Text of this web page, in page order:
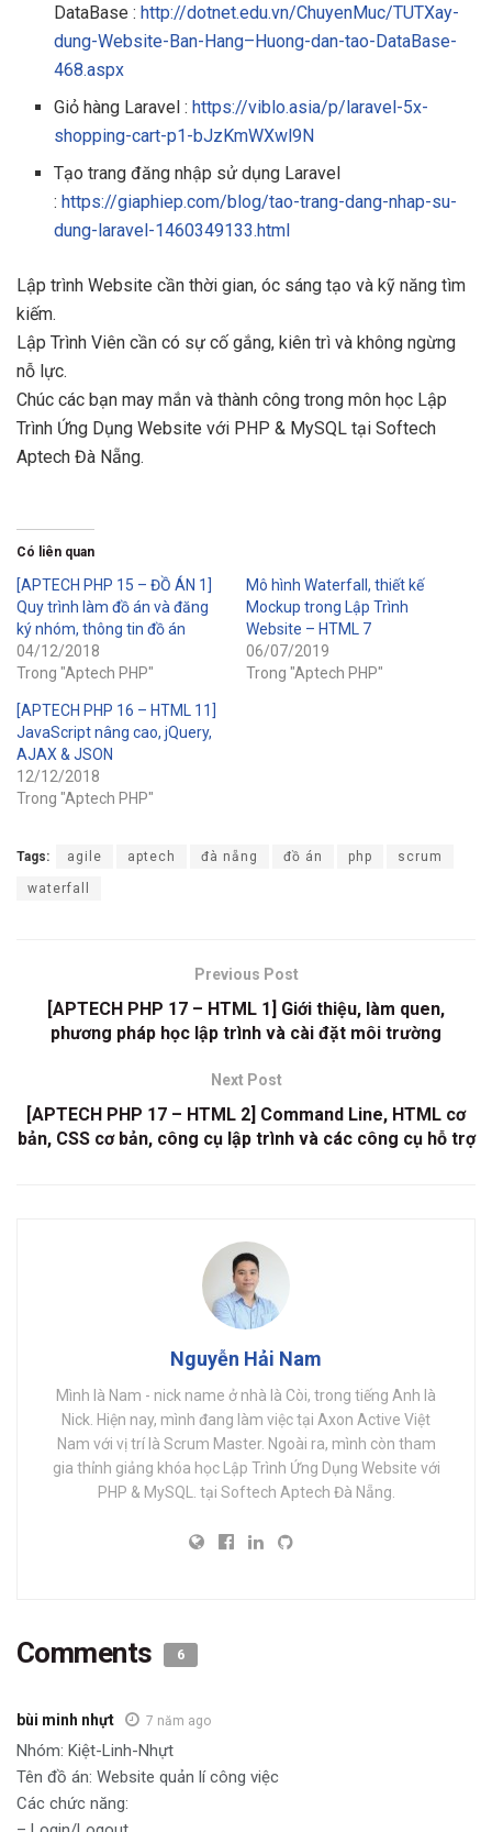
DataBase :http://dotnet.edu.vn/ChuyenMuc/TUTXay-
dung-Website-Ban-Hang–Huong-dan-tao-DataBase-
468.aspx
Giỏ hàng Laravel :https://viblo.asia/p/laravel-5x-
shopping-cart-p1-bJzKmWXwl9N
Tạo trang đăng nhập sử dụng Laravel
:https://giaphiep.com/blog/tao-trang-dang-nhap-su-
dung-laravel-1460349133.html
Lập trình Website cần thời gian, óc sáng tạo và kỹ năng tìm
kiếm.
Lập Trình Viên cần có sự cố gắng, kiên trì và không ngừng
nỗ lực.
Chúc các bạn may mắn và thành công trong môn học Lập
Trình Ứng Dụng Website với PHP & MySQL tại Softech
Aptech Đà Nẵng.
Có liên quan
[APTECH PHP 15 – ĐỒ ÁN 1]
Quy trình làm đồ án và đăng
ký nhóm, thông tin đồ án
04/12/2018
Trong "Aptech PHP"
Mô hình Waterfall, thiết kế
Mockup trong Lập Trình
Website – HTML 7
06/07/2019
Trong "Aptech PHP"
[APTECH PHP 16 – HTML 11]
JavaScript nâng cao, jQuery,
AJAX & JSON
12/12/2018
Trong "Aptech PHP"
Tags: agile aptech đà nẵng đồ án php scrum
waterfall
Previous Post
[APTECH PHP 17 – HTML 1] Giới thiệu, làm quen,
phương pháp học lập trình và cài đặt môi trường
Next Post
[APTECH PHP 17 – HTML 2] Command Line, HTML cơ
bản, CSS cơ bản, công cụ lập trình và các công cụ hỗ trợ
Nguyễn Hải Nam
Mình là Nam - nick name ở nhà là Còi, trong tiếng Anh là
Nick. Hiện nay, mình đang làm việc tại Axon Active Việt
Nam với vị trí là Scrum Master. Ngoài ra, mình còn tham
gia thỉnh giảng khóa học Lập Trình Ứng Dụng Website với
PHP & MySQL. tại Softech Aptech Đà Nẵng.
Comments 6
bùi minh nhựt 7 năm ago
Nhóm: Kiệt-Linh-Nhựt
Tên đồ án: Website quản lí công việc
Các chức năng: